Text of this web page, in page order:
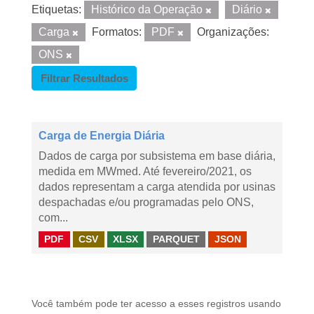
Etiquetas: Histórico da Operação
Diário
Carga
Formatos: PDF
Organizações:
ONS
Filtrar Resultados
Carga de Energia Diária
Dados de carga por subsistema em base diária,
medida em MWmed. Até fevereiro/2021, os
dados representam a carga atendida por usinas
despachadas e/ou programadas pelo ONS,
com...
PDF CSV XLSX PARQUET JSON
Você também pode ter acesso a esses registros usando